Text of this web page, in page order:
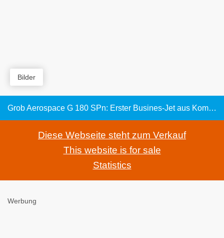
Bilder
Grob Aerospace G 180 SPn: Erster Busines-Jet aus Komponentenharz
Diese Webseite steht zum Verkauf
This website is for sale
Statistics
Werbung